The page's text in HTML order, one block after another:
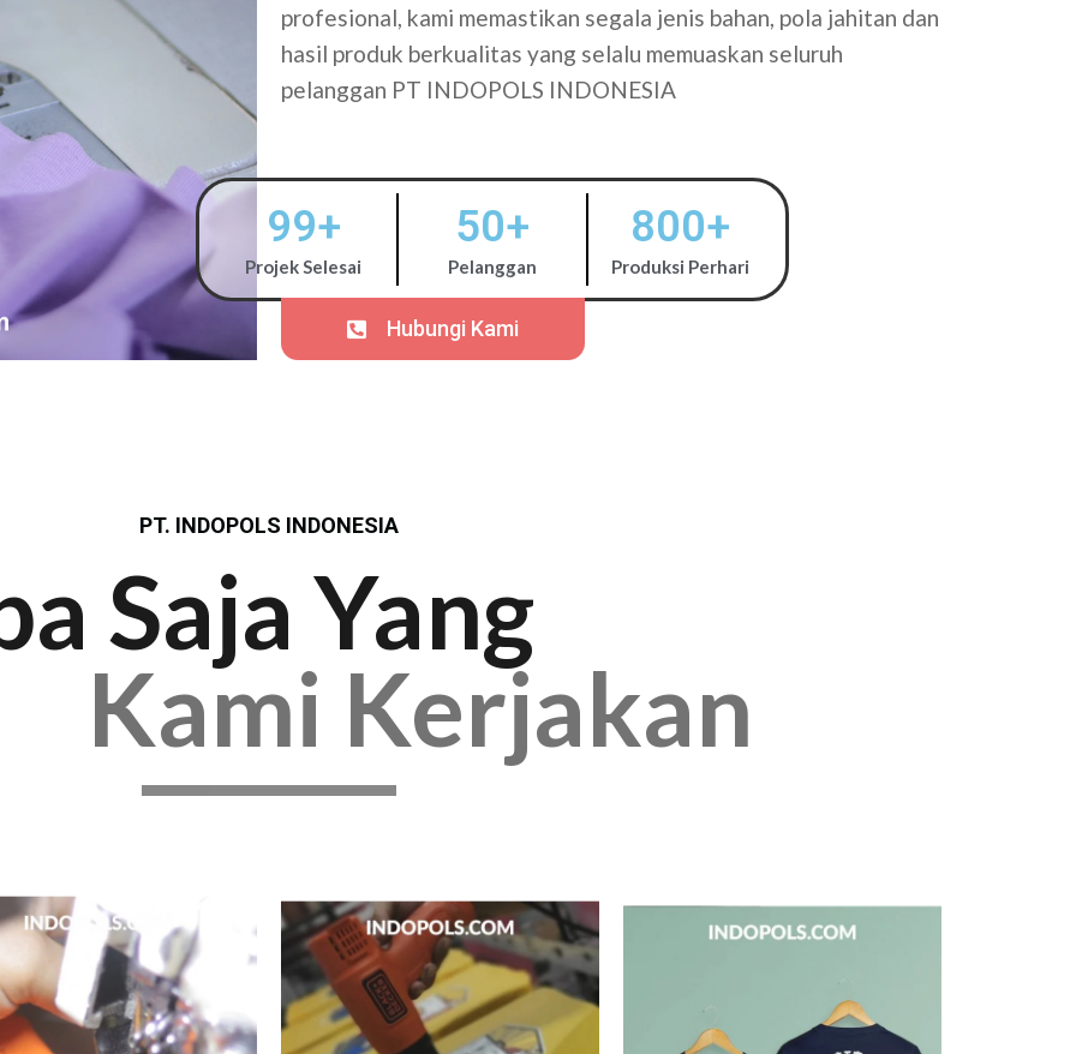
profesional, kami memastikan segala jenis bahan, pola jahitan dan
hasil produk berkualitas yang selalu memuaskan seluruh
pelanggan PT INDOPOLS INDONESIA
Hubungi Kami
99+
Projek Selesai
50+
Pelanggan
800+
Produksi Perhari
PT. INDOPOLS INDONESIA
Saja Yang
Kami Kerjakan